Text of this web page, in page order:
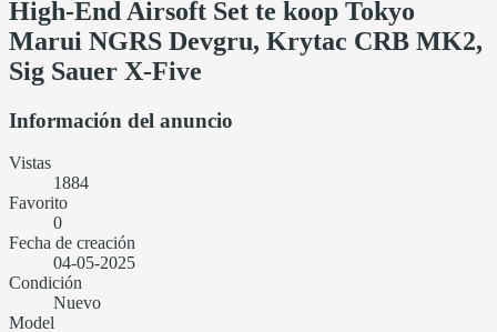
High-End Airsoft Set te koop Tokyo
Marui NGRS Devgru, Krytac CRB MK2,
Sig Sauer X-Five
Información del anuncio
Vistas
1884
Favorito
0
Fecha de creación
04-05-2025
Condición
Nuevo
Model